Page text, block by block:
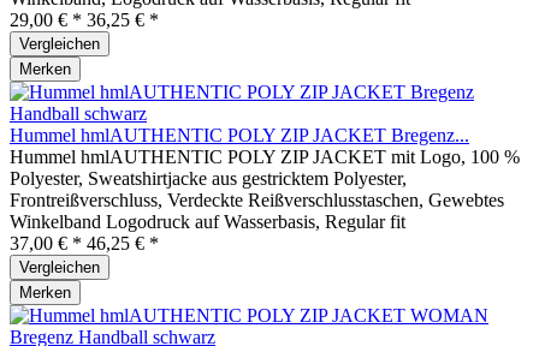
29,00 € * 36,25 € *
Vergleichen
Merken
Hummel hmlAUTHENTIC POLY ZIP JACKET Bregenz...
Hummel hmlAUTHENTIC POLY ZIP JACKET mit Logo, 100 %
Polyester, Sweatshirtjacke aus gestricktem Polyester,
Frontreißverschluss, Verdeckte Reißverschlusstaschen, Gewebtes
Winkelband Logodruck auf Wasserbasis, Regular fit
37,00 € * 46,25 € *
Vergleichen
Merken